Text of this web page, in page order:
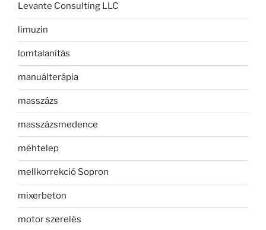
Levante Consulting LLC
limuzin
lomtalanítás
manuálterápia
masszázs
masszázsmedence
méhtelep
mellkorrekció Sopron
mixerbeton
motor szerelés